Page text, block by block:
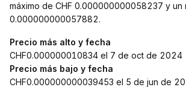
máximo de CHF 0.000000000058237 y un
0.000000000057882.
Precio más alto y fecha
CHF0.000000010834 el 7 de oct de 2024
Precio más bajo y fecha
CHF0.000000000039453 el 5 de jun de